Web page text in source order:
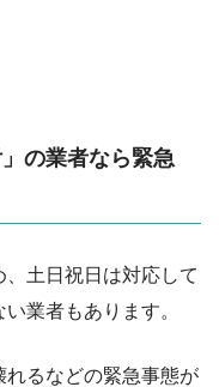
の業者なら緊急
土日祝日は対応して
業者もあります。
るなどの緊急事態が